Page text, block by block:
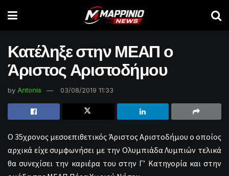
Κατέληξε στην ΜΕΑΠ ο
Άριστος Αριστοδήμου
by Antonis 03/08/2019 11:33
Ο 35χρονος μεσοεπιθετικός Άριστος Αριστοδήμου ο οποίος
αρχικά είχε συμφωνήσει με την Ολυμπιάδα Λυμπιών τελικά
θα συνεχίσει την καριέρα του στην Γ’ Κατηγορία και στην